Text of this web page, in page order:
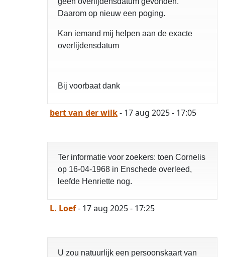
Daarom op nieuw een poging.
Kan iemand mij helpen aan de exacte
overlijdensdatum
Bij voorbaat dank
bert van der wilk- 17 aug 2025 - 17:05
Ter informatie voor zoekers: toen Cornelis
op 16-04-1968 in Enschede overleed,
leefde Henriette nog.
L. Loef- 17 aug 2025 - 17:25
U zou natuurlijk een persoonskaart van